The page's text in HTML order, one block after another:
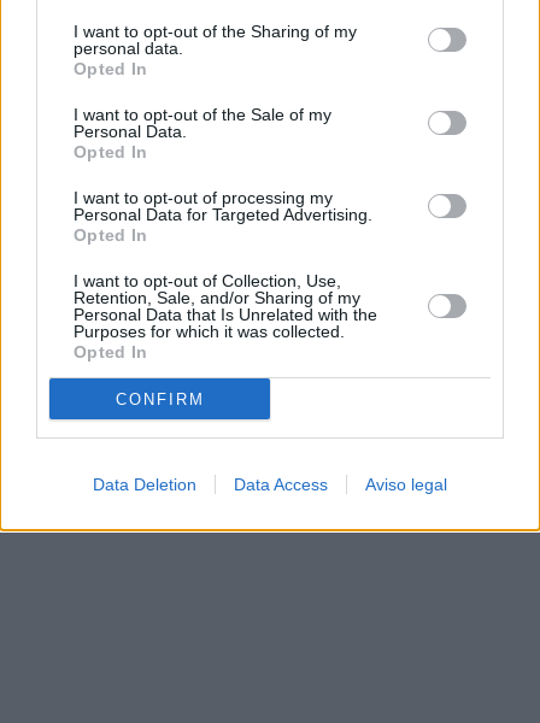
de su consentimiento, pero usted tiene el derecho de
rechazar tal procesamiento. Sus preferencias se aplicarán
cualquier momento entrando de nuevo en este sitio web o
visitando nuestra política de privacidad.
I want to opt-out of the Sharing of my
personal data.
Opted In
I want to opt-out of the Sale of my
Personal Data.
Opted In
I want to opt-out of processing my
Personal Data for Targeted Advertising.
Opted In
I want to opt-out of Collection, Use,
Retention, Sale, and/or Sharing of my
Personal Data that Is Unrelated with the
Purposes for which it was collected.
Opted In
CONFIRM
Data Deletion Data Access Aviso legal